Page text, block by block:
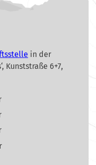
in der
Kunststraße 6+7,